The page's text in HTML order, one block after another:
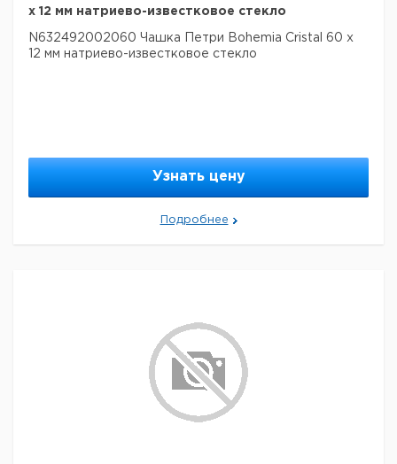
x 12 мм натриево-известковое стекло
N632492002060 Чашка Петри Bohemia Cristal 60 x
12 мм натриево-известковое стекло
Узнать цену
Подробнее